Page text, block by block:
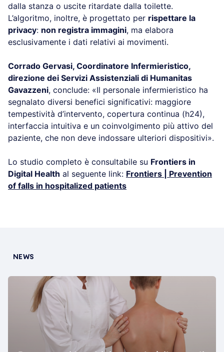
dalla stanza o uscite ritardate dalla toilette.
L’algoritmo, inoltre, è progettato per rispettare la
privacy: non registra immagini, ma elabora
esclusivamente i dati relativi ai movimenti.
Corrado Gervasi, Coordinatore Infermieristico,
direzione dei Servizi Assistenziali di Humanitas
Gavazzeni, conclude: «Il personale infermieristico ha
segnalato diversi benefici significativi: maggiore
tempestività d’intervento, copertura continua (h24),
interfaccia intuitiva e un coinvolgimento più attivo del
paziente, che non deve indossare ulteriori dispositivi».
Lo studio completo è consultabile su Frontiers in
Digital Health al seguente link: Frontiers | Prevention
of falls in hospitalized patients
NEWS